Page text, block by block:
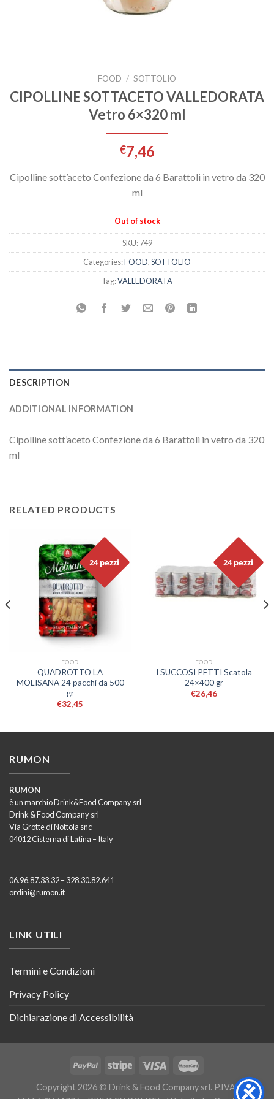
FOOD / SOTTOLIO
CIPOLLINE SOTTACETO VALLEDORATA
Vetro 6×320 ml
€7,46
Cipolline sott’aceto Confezione da 6 Barattoli in vetro da 320
ml
Out of stock
SKU:749
Categories:FOOD,SOTTOLIO
Tag:VALLEDORATA
DESCRIPTION
ADDITIONAL INFORMATION
Cipolline sott’aceto Confezione da 6 Barattoli in vetro da 320
ml
RELATED PRODUCTS
24 pezzi
FOOD
QUADROTTO LA
MOLISANA 24 pacchi da 500
gr
€32,45
24 pezzi
FOOD
I SUCCOSI PETTI Scatola
24×400 gr
€26,46
RUMON
RUMON
è un marchio Drink&Food Company srl
Drink & Food Company srl
Via Grotte di Nottola snc
04012 Cisterna di Latina – Italy
06.96.87.33.32 – 328.30.82.641
ordini@rumon.it
LINK UTILI
Termini e Condizioni
Privacy Policy
Dichiarazione di Accessibilità
Copyright 2026 © Drink & Food Company srl. P.IVA: